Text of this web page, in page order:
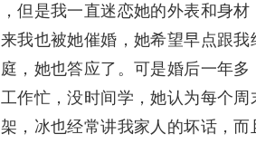
但是我一直迷恋她的外表和身
我也被她催婚，她希望早点跟
，她也答应了。可是婚后一年
作忙，没时间学，她认为每个
，冰也经常讲我家人的坏话，